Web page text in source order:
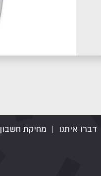
דברו איתנו | מחיקת חשבון